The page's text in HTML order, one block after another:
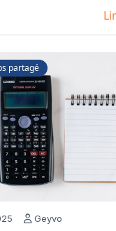
partagé
Geyvo